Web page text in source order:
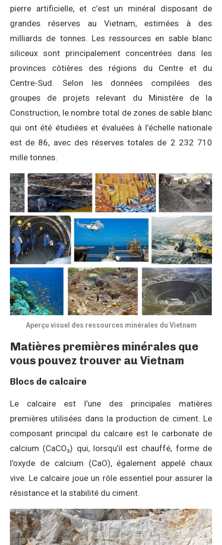
pierre artificielle, et c’est un minéral disposant de
grandes réserves au Vietnam, estimées à des
milliards de tonnes. Les ressources en sable blanc
siliceux sont principalement concentrées dans les
provinces côtières des régions du Centre et du
Centre-Sud. Selon les données compilées des
groupes de projets relevant du Ministère de la
Construction, le nombre total de zones de sable blanc
qui ont été étudiées et évaluées à l’échelle nationale
est de 86, avec des réserves totales de 2 232 710
mille tonnes.
Aperçu visuel des ressources minérales du Vietnam
Matières premières minérales que
vous pouvez trouver au Vietnam
Blocs de calcaire
Le calcaire est l’une des principales matières
premières utilisées dans la production de ciment. Le
composant principal du calcaire est le carbonate de
calcium (CaCO₃) qui, lorsqu’il est chauffé, forme de
l’oxyde de calcium (CaO), également appelé chaux
vive. Le calcaire joue un rôle essentiel pour assurer la
résistance et la stabilité du ciment.